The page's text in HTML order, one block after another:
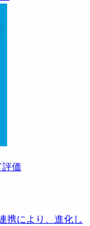
価
携により、進化し